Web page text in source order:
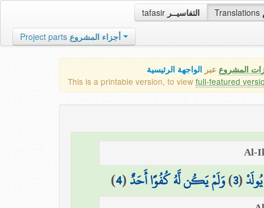
tafasir التفاسيــر Translations
Project parts أجزاء المشروع
المشروع عبر الواجهة الرئيسية
This is a printable version, to view full-featured
(
3
)وَلَمْ يَكُن لَّهُ كُفُوًا أَحَدٌ(
4
)